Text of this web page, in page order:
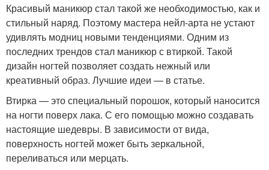
Красивый маникюр стал такой же необходимостью, как и
стильный наряд. Поэтому мастера нейл-арта не устают
удивлять модниц новыми тенденциями. Одним из
последних трендов стал маникюр с втиркой. Такой
дизайн ногтей позволяет создать нежный или
креативный образ. Лучшие идеи — в статье.
Втирка — это специальный порошок, который наносится
на ногти поверх лака. С его помощью можно создавать
настоящие шедевры. В зависимости от вида,
поверхность ногтей может быть зеркальной,
переливаться или мерцать.